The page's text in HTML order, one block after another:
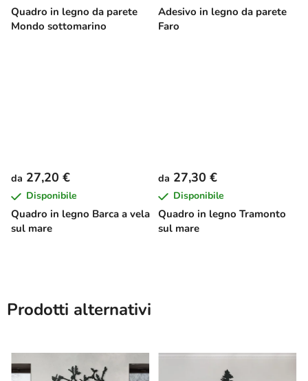
Quadro in legno da parete
Mondo sottomarino
Adesivo in legno da parete
Faro
Quadro in legno Barca a vela
sul mare
da 27,20 €
Disponibile
Quadro in legno Tramonto
sul mare
da 27,30 €
Disponibile
Prodotti alternativi